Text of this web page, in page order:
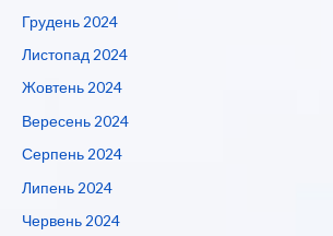
Грудень 2024
Листопад 2024
Жовтень 2024
Вересень 2024
Серпень 2024
Липень 2024
Червень 2024